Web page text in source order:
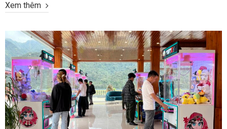
cho người ưa mạo hiểm! 🚴 Xe đạp trên không (Sky...
Xem thêm